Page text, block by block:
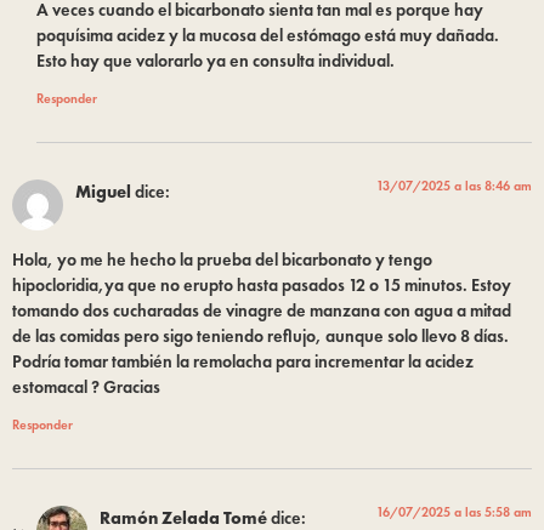
A veces cuando el bicarbonato sienta tan mal es porque hay
poquísima acidez y la mucosa del estómago está muy dañada.
Esto hay que valorarlo ya en consulta individual.
Responder
Miguel dice: 13/07/2025 a las 8:46 am
Hola, yo me he hecho la prueba del bicarbonato y tengo
hipocloridia,ya que no erupto hasta pasados 12 o 15 minutos. Estoy
tomando dos cucharadas de vinagre de manzana con agua a mitad
de las comidas pero sigo teniendo reflujo, aunque solo llevo 8 días.
Podría tomar también la remolacha para incrementar la acidez
estomacal ? Gracias
Responder
Ramón Zelada Tomédice: 16/07/2025 a las 5:58 am